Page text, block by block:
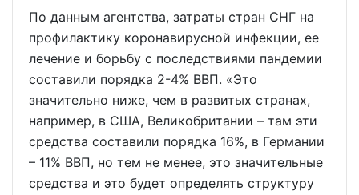
По данным агентства, затраты стран СНГ на
профилактику коронавирусной инфекции, ее
лечение и борьбу с последствиями пандемии
составили порядка 2-4% ВВП. «Это
значительно ниже, чем в развитых странах,
например, в США, Великобритании – там эти
средства составили порядка 16%, в Германии
– 11% ВВП, но тем не менее, это значительные
средства и это будет определять структуру